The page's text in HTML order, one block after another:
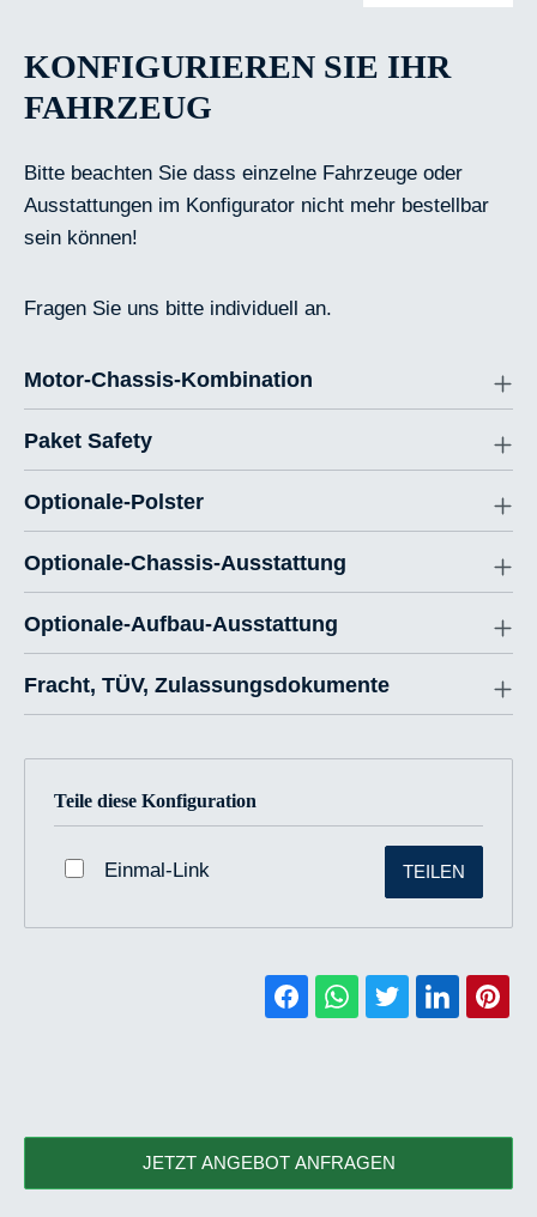
KONFIGURIEREN SIE IHR
FAHRZEUG
Bitte beachten Sie dass einzelne Fahrzeuge oder
Ausstattungen im Konfigurator nicht mehr bestellbar
sein können!
Fragen Sie uns bitte individuell an.
Motor-Chassis-Kombination
Paket Safety
Optionale-Polster
Optionale-Chassis-Ausstattung
Optionale-Aufbau-Ausstattung
Fracht, TÜV, Zulassungsdokumente
Teile diese Konfiguration
Einmal-Link TEILEN
JETZT ANGEBOT ANFRAGEN